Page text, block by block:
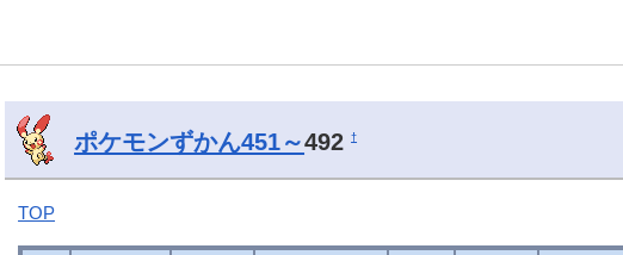
ポケモンずかん451～492†
TOP